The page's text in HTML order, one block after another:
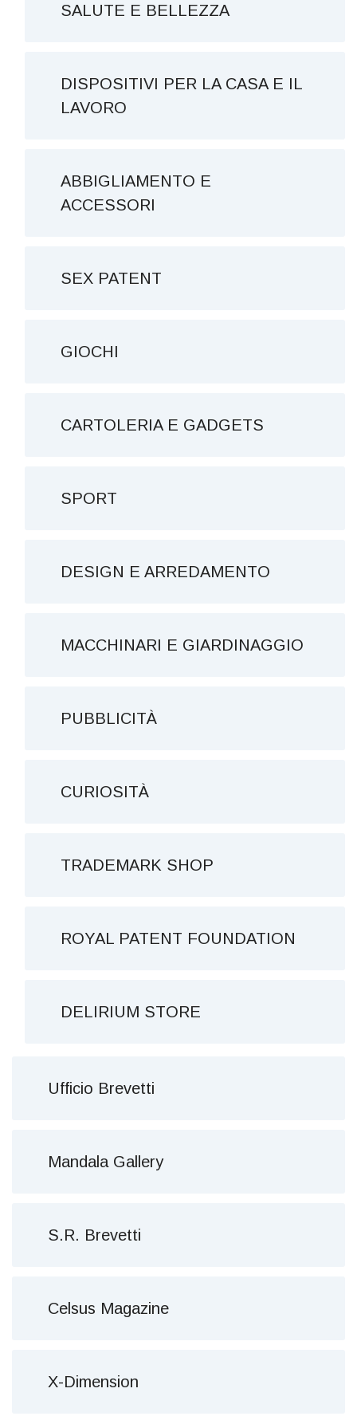
SALUTE E BELLEZZA
DISPOSITIVI PER LA CASA E IL
LAVORO
ABBIGLIAMENTO E
ACCESSORI
SEX PATENT
GIOCHI
CARTOLERIA E GADGETS
SPORT
DESIGN E ARREDAMENTO
MACCHINARI E GIARDINAGGIO
PUBBLICITÀ
CURIOSITÀ
TRADEMARK SHOP
ROYAL PATENT FOUNDATION
DELIRIUM STORE
Ufficio Brevetti
Mandala Gallery
S.R. Brevetti
Celsus Magazine
X-Dimension